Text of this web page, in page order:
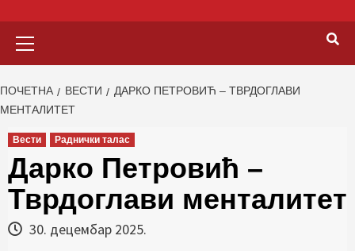
ПОЧЕТНА ВЕСТИ
ДАРКО ПЕТРОВИЋ – ТВРДОГЛАВИ
МЕНТАЛИТЕТ
Вести Раднички талас
Дарко Петровић –
Тврдоглави менталитет
30. децембар 2025.